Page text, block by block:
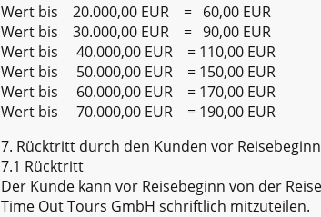
Wert bis 20.000,00 EUR = 60,00 EUR
Wert bis 30.000,00 EUR = 90,00 EUR
Wert bis 40.000,00 EUR = 110,00 EUR
Wert bis 50.000,00 EUR = 150,00 EUR
Wert bis 60.000,00 EUR = 170,00 EUR
Wert bis 70.000,00 EUR = 190,00 EUR
7. Rücktritt durch den Kunden vor
7.1 Rücktritt
Der Kunde kann vor Reisebeginn von der
Time Out Tours GmbH schriftlich mitzuteilen.